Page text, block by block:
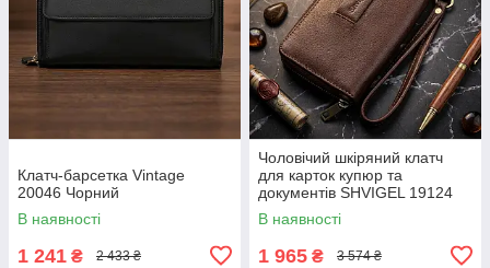
Клатч-барсетка Vintage
20046 Чорний
В наявності
1 241 ₴ 2 433 ₴
Чоловічий шкіряний клатч
для карток купюр та
документів SHVIGEL 19124
Коричневий
В наявності
1 965 ₴ 3 574 ₴